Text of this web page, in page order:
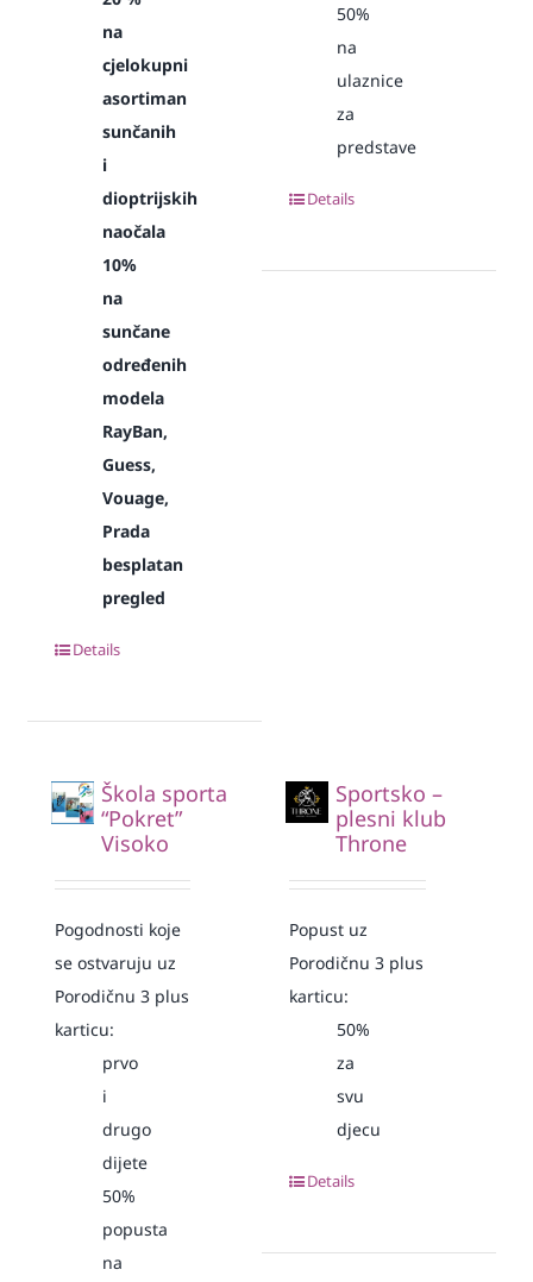
na
cjelokupni
asortiman
sunčanih
i
dioptrijskih
naočala
10%
na
sunčane
određenih
modela
RayBan,
Guess,
Vouage,
Prada
besplatan
pregled
Details
50%
na
ulaznice
za
predstave
Details
Škola sporta
“Pokret”
Visoko
Pogodnosti koje
se ostvaruju uz
Porodičnu 3 plus
karticu:
prvo
i
drugo
dijete
50%
popusta
na
Sportsko –
plesni klub
Throne
Popust uz
Porodičnu 3 plus
karticu:
50%
za
svu
djecu
Details